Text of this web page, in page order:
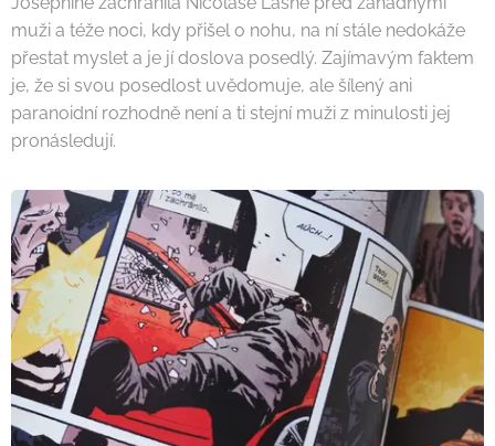
muži a téže noci, kdy přišel o nohu, na ní stále nedokáže
přestat myslet a je jí doslova posedlý. Zajímavým faktem
je, že si svou posedlost uvědomuje, ale šílený ani
paranoidní rozhodně není a ti stejní muži z minulosti jej
pronásledují.